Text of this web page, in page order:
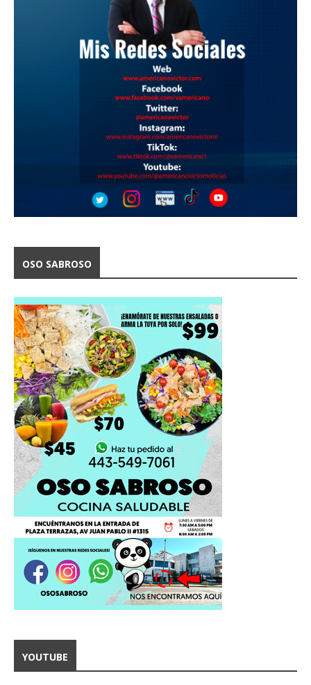
OSO SABROSO
YOUTUBE